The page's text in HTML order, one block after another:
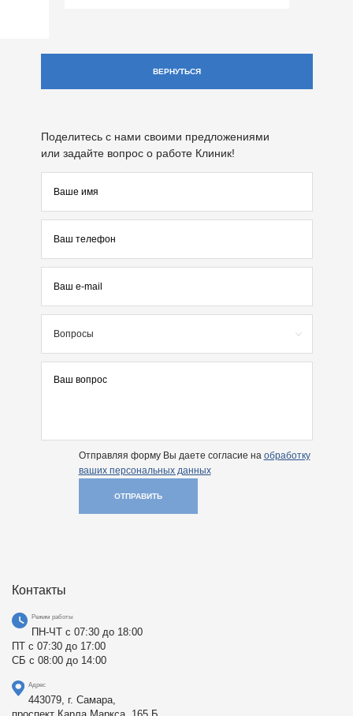
ВЕРНУТЬСЯ
Поделитесь с нами своими предложениями
или задайте вопрос о работе Клиник!
Вопросы
Отправляя форму Вы даете согласие на обработку
ваших персональных данных
ОТПРАВИТЬ
Контакты
Режим работы
ПН-ЧТ с 07:30 до 18:00
ПТ с 07:30 до 17:00
СБ с 08:00 до 14:00
Адрес
443079, г. Самара,